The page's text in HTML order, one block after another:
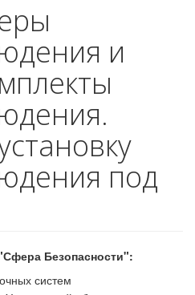
и
под
Безопасности":
систем